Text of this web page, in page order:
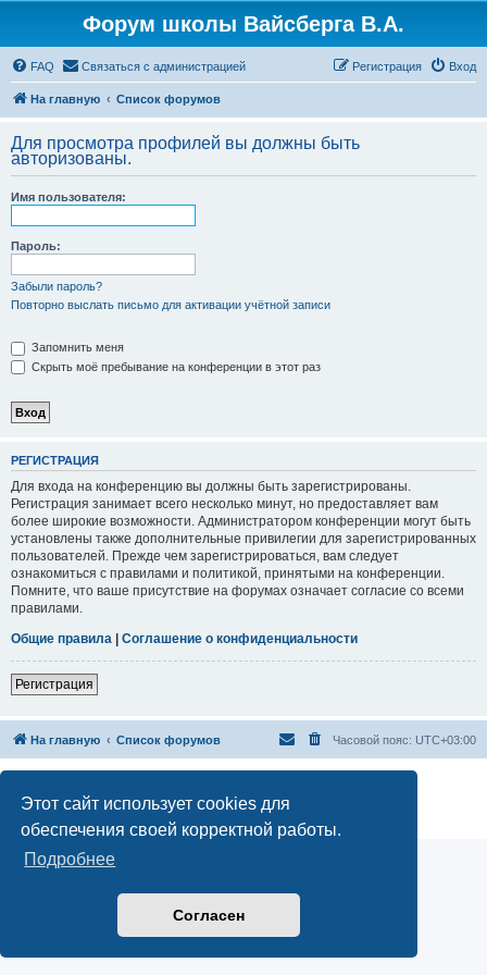
Этот сайт использует cookies для
обеспечения своей корректной работы.
Подробнее
Согласен
Форум школы Вайсберга В.А.
FAQ Связаться с администрацией Вход
Регистрация
На главную Список форумов
Для просмотра профилей вы должны быть
авторизованы.
Имя пользователя:
Пароль:
Забыли пароль?
Повторно выслать письмо для активации учётной записи
Запомнить меня
Скрыть моё пребывание на конференции в этот раз
РЕГИСТРАЦИЯ
Для входа на конференцию вы должны быть зарегистрированы.
Регистрация занимает всего несколько минут, но предоставляет вам
более широкие возможности. Администратором конференции могут быть
установлены также дополнительные привилегии для зарегистрированных
пользователей. Прежде чем зарегистрироваться, вам следует
ознакомиться с правилами и политикой, принятыми на конференции.
Помните, что ваше присутствие на форумах означает согласие со всеми
правилами.
Общие правила | Соглашение о конфиденциальности
Регистрация
На главную Список форумов Часовой пояс: UTC+03:00
Официальный сайт Школы классической астрологии Вайсберга